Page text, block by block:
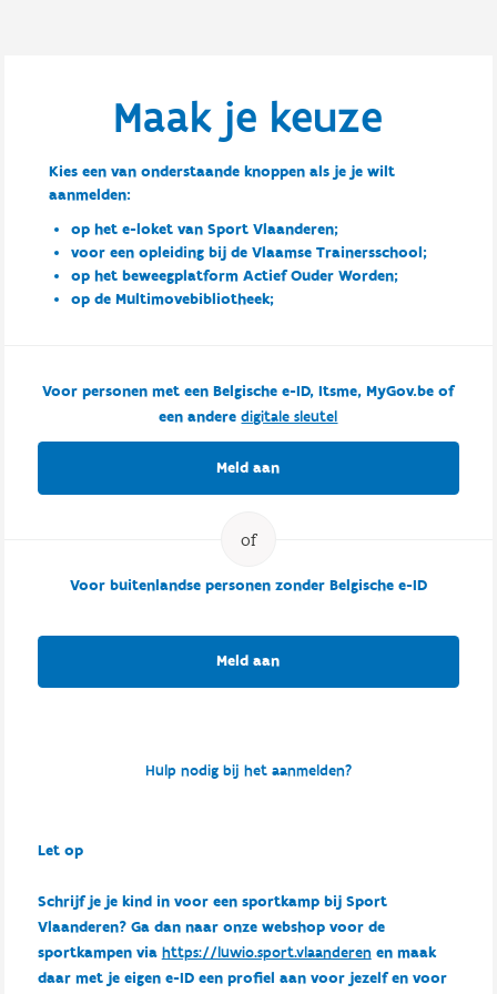
Maak je keuze
Kies een van onderstaande knoppen als je je wilt
aanmelden:
op het e-loket van Sport Vlaanderen;
voor een opleiding bij de Vlaamse Trainersschool;
op het beweegplatform Actief Ouder Worden;
op de Multimovebibliotheek;
Voor personen met een Belgische e-ID, Itsme, MyGov.be of
een anderedigitale sleutel
Meld aan
Voor buitenlandse personen zonder Belgische e-ID
Meld aan
Hulp nodig bij het aanmelden?
Let op
Schrijf je je kind in voor een sportkamp bij Sport
Vlaanderen? Ga dan naar onze webshop voor de
sportkampen via https://luwio.sport.vlaanderenen maak
daar met je eigen e-ID een profiel aan voor jezelf en voor